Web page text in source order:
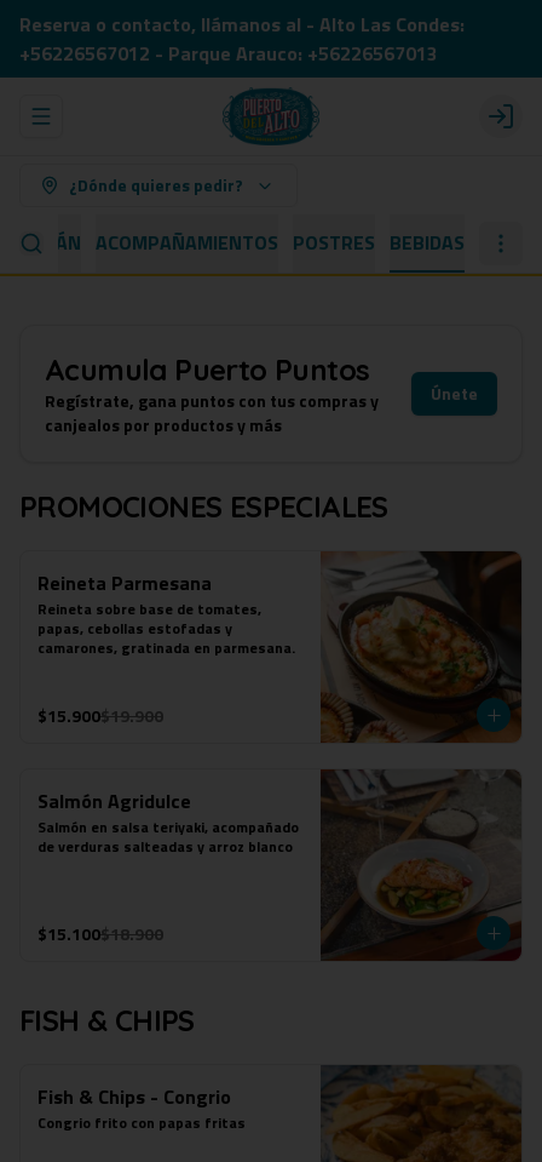
Reserva o contacto, llámanos al - Alto Las Condes:
+56226567012 - Parque Arauco: +56226567013
Abrir menu de navegación Login
¿Dónde quieres pedir?
ACOMPAÑAMIENTOS POSTRES BEBIDAS
Acumula Puerto Puntos
Regístrate, gana puntos con tus compras y
canjealos por productos y más
Únete
PROMOCIONES ESPECIALES
Reineta Parmesana
Reineta sobre base de tomates,
papas, cebollas estofadas y
camarones, gratinada en parmesana.
$15.900$19.900
Salmón Agridulce
Salmón en salsa teriyaki, acompañado
de verduras salteadas y arroz blanco
$15.100$18.900
FISH & CHIPS
Fish & Chips - Congrio
Congrio frito con papas fritas